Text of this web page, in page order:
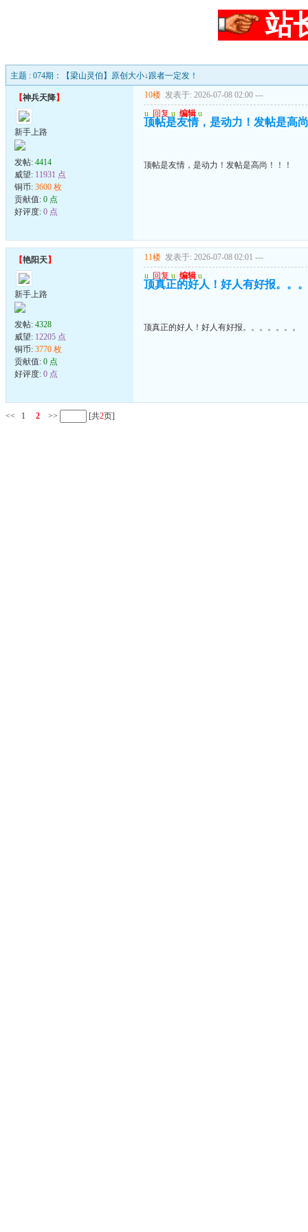
站
主题 : 074期：【梁山灵伯】原创大小↓跟者一定发！
【神兵天降】
新手上路
发帖: 4414
威望: 11931 点
铜币: 3600 枚
贡献值: 0 点
好评度: 0 点
10楼 发表于: 2026-07-08 02:00 ---
u 回复 u 编辑 u
顶帖是友情，是动力！发帖是高
顶帖是友情，是动力！发帖是高尚！！！
【艳阳天】
新手上路
发帖: 4328
威望: 12205 点
铜币: 3770 枚
贡献值: 0 点
好评度: 0 点
11楼 发表于: 2026-07-08 02:01 ---
u 回复 u 编辑 u
顶真正的好人！好人有好报。。
顶真正的好人！好人有好报。。。。。。。
<< 1 2 >> [共2页]